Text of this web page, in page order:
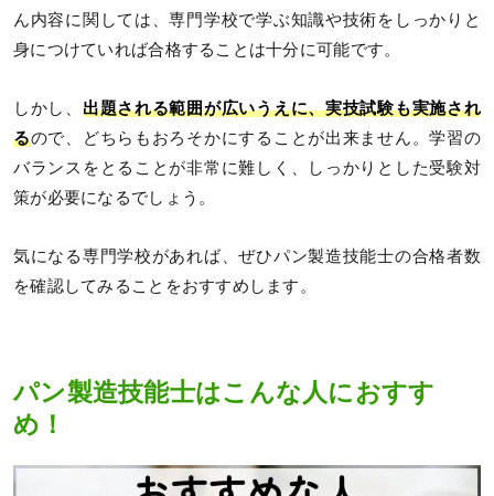
ん内容に関しては、専門学校で学ぶ知識や技術をしっかりと
身につけていれば合格することは十分に可能です。
しかし、 出題される範囲が広いうえに、実技試験も実施され
るので、どちらもおろそかにすることが出来ません。学習の
バランスをとることが非常に難しく、しっかりとした受験対
策が必要になるでしょう。
気になる専門学校があれば、ぜひパン製造技能士の合格者数
を確認してみることをおすすめします。
パン製造技能士はこんな人におすす
め！